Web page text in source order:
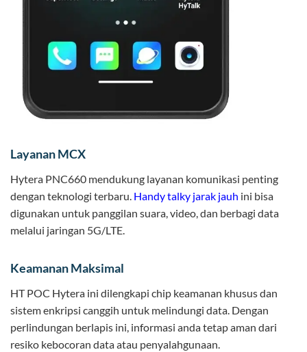
Layanan MCX
Hytera PNC660 mendukung layanan komunikasi penting
dengan teknologi terbaru. Handy talky jarak jauh ini bisa
digunakan untuk panggilan suara, video, dan berbagi data
melalui jaringan 5G/LTE.
Keamanan Maksimal
HT POC Hytera ini dilengkapi chip keamanan khusus dan
sistem enkripsi canggih untuk melindungi data. Dengan
perlindungan berlapis ini, informasi anda tetap aman dari
resiko kebocoran data atau penyalahgunaan.